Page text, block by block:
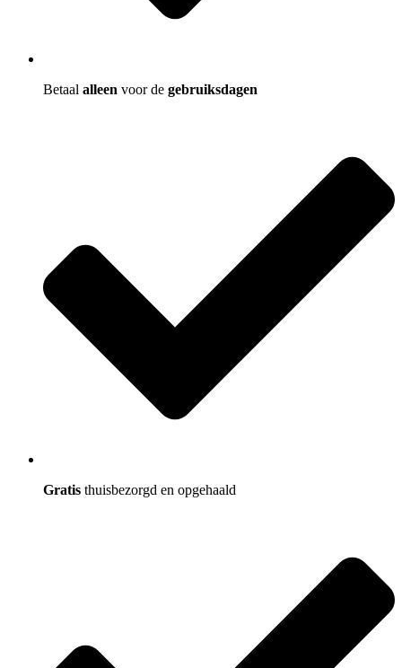
Betaal alleen voor de gebruiksdagen
Gratis thuisbezorgd en opgehaald